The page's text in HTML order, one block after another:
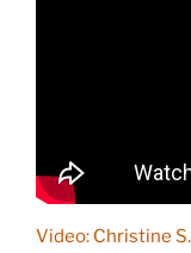
Video: Christine